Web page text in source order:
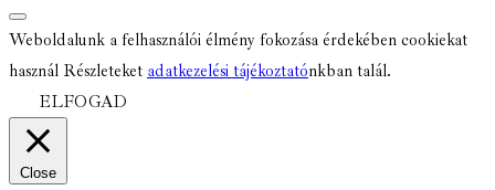
Weboldalunk a felhasználói élmény fokozása érdekében cookiekat
használ Részleteket adatkezelési tájékoztatónkban talál.
ELFOGAD
Close